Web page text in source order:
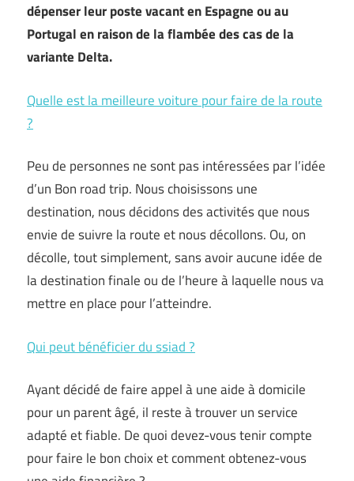
dépenser leur poste vacant en Espagne ou au
Portugal en raison de la flambée des cas de la
variante Delta.
Quelle est la meilleure voiture pour faire de la route
?
Peu de personnes ne sont pas intéressées par l’idée
d’un Bon road trip. Nous choisissons une
destination, nous décidons des activités que nous
envie de suivre la route et nous décollons. Ou, on
décolle, tout simplement, sans avoir aucune idée de
la destination finale ou de l’heure à laquelle nous va
mettre en place pour l’atteindre.
Qui peut bénéficier du ssiad ?
Ayant décidé de faire appel à une aide à domicile
pour un parent âgé, il reste à trouver un service
adapté et fiable. De quoi devez-vous tenir compte
pour faire le bon choix et comment obtenez-vous